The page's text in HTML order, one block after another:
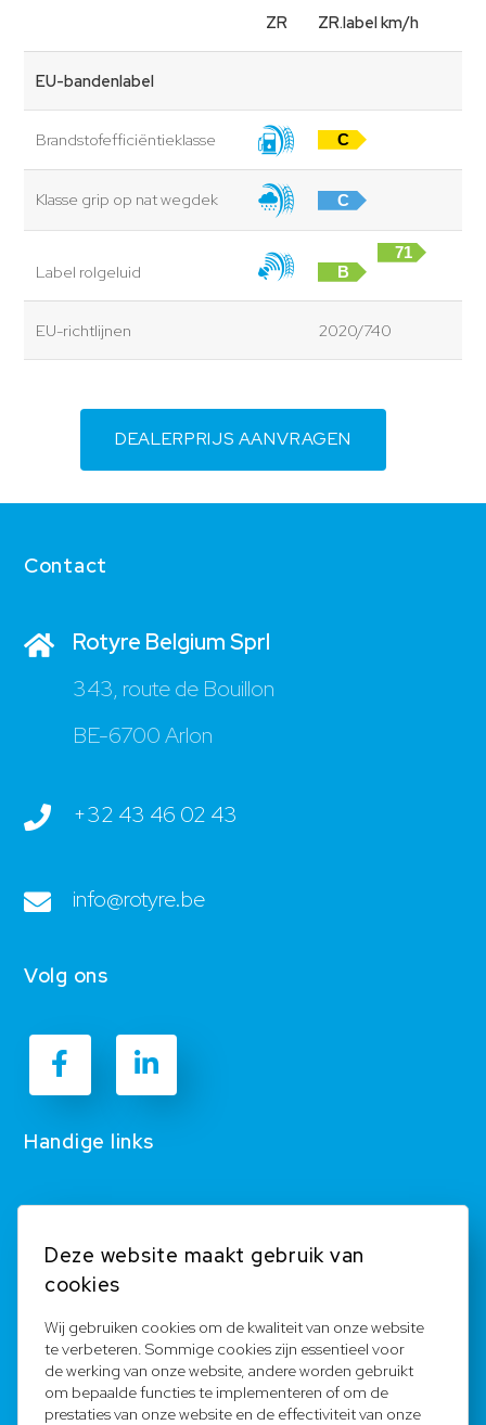
ZR
ZR.label km/h
EU-bandenlabel
Brandstofefficiëntieklasse C
Klasse grip op nat wegdek C
Label rolgeluid B
71
EU-richtlijnen 2020/740
DEALERPRIJS AANVRAGEN
Contact
Rotyre Belgium Sprl
343, route de Bouillon
BE-6700 Arlon
+32 43 46 02 43
info@rotyre.be
Volg ons
Handige links
Contact
Aanmelden
Ons Team
Deze website maakt gebruik van
cookies
Wij gebruiken cookies om de kwaliteit van onze website
te verbeteren. Sommige cookies zijn essentieel voor
de werking van onze website, andere worden gebruikt
om bepaalde functies te implementeren of om de
prestaties van onze website en de effectiviteit van onze